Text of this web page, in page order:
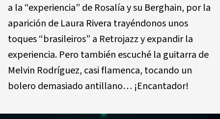
a la “experiencia” de Rosalía y su Berghain, por la
aparición de Laura Rivera trayéndonos unos
toques “brasileiros” a Retrojazz y expandir la
experiencia. Pero también escuché la guitarra de
Melvin Rodríguez, casi flamenca, tocando un
bolero demasiado antillano… ¡Encantador!